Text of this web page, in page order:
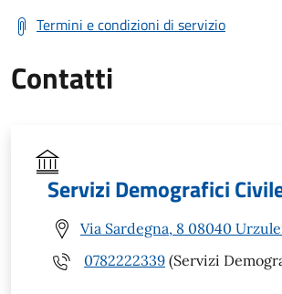
Termini e condizioni di servizio
Contatti
Servizi Demografici
Via Sardegna, 8 08040
0782222339 (Servizi